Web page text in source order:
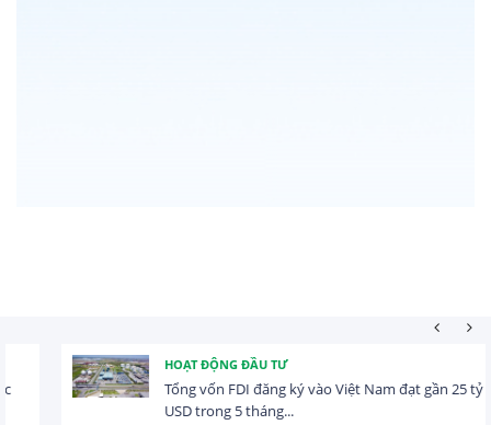
HOẠT ĐỘNG ĐẦU TƯ
Tổng vốn FDI đăng ký vào Việt Nam đạt gần 25 tỷ
USD trong 5 tháng...